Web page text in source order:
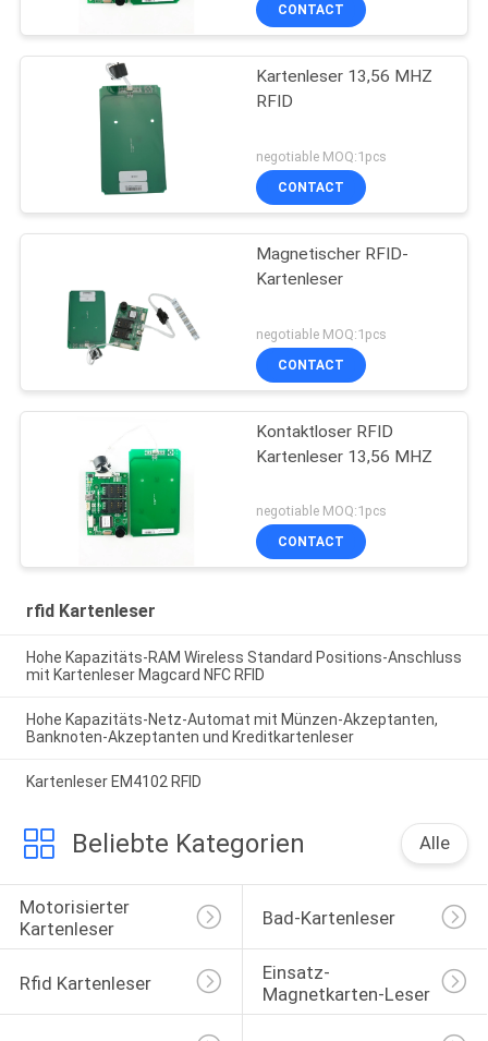
CONTACT
Kartenleser 13,56 MHZ
RFID
negotiable MOQ:1pcs
CONTACT
Magnetischer RFID-
Kartenleser
negotiable MOQ:1pcs
CONTACT
Kontaktloser RFID
Kartenleser 13,56 MHZ
negotiable MOQ:1pcs
CONTACT
rfid Kartenleser
Hohe Kapazitäts-RAM Wireless Standard Positions-Anschluss
mit Kartenleser Magcard NFC RFID
Hohe Kapazitäts-Netz-Automat mit Münzen-Akzeptanten,
Banknoten-Akzeptanten und Kreditkartenleser
Kartenleser EM4102 RFID
Beliebte Kategorien Alle
Motorisierter
Kartenleser
Bad-Kartenleser
Rfid Kartenleser
Einsatz-
Magnetkarten-Leser